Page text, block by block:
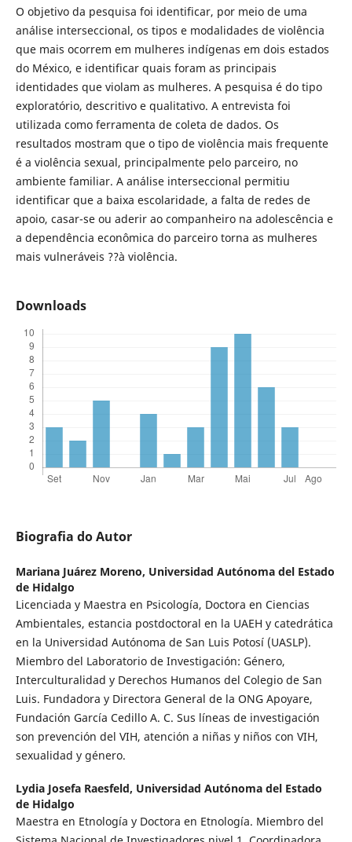
O objetivo da pesquisa foi identificar, por meio de uma
análise interseccional, os tipos e modalidades de violência
que mais ocorrem em mulheres indígenas em dois estados
do México, e identificar quais foram as principais
identidades que violam as mulheres. A pesquisa é do tipo
exploratório, descritivo e qualitativo. A entrevista foi
utilizada como ferramenta de coleta de dados. Os
resultados mostram que o tipo de violência mais frequente
é a violência sexual, principalmente pelo parceiro, no
ambiente familiar. A análise interseccional permitiu
identificar que a baixa escolaridade, a falta de redes de
apoio, casar-se ou aderir ao companheiro na adolescência e
a dependência econômica do parceiro torna as mulheres
mais vulneráveis ??à violência.
Downloads
Biografia do Autor
Mariana Juárez Moreno, Universidad Autónoma del Estado
de Hidalgo
Licenciada y Maestra en Psicología, Doctora en Ciencias
Ambientales, estancia postdoctoral en la UAEH y catedrática
en la Universidad Autónoma de San Luis Potosí (UASLP).
Miembro del Laboratorio de Investigación: Género,
Interculturalidad y Derechos Humanos del Colegio de San
Luis. Fundadora y Directora General de la ONG Apoyare,
Fundación García Cedillo A. C. Sus líneas de investigación
son prevención del VIH, atención a niñas y niños con VIH,
sexualidad y género.
Lydia Josefa Raesfeld, Universidad Autónoma del Estado
de Hidalgo
Maestra en Etnología y Doctora en Etnología. Miembro del